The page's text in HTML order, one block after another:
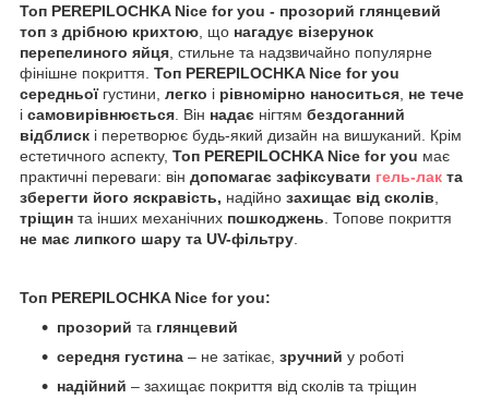
Топ PEREPILOCHKA Nice for you - прозорий глянцевий
топ з дрібною крихтою , що нагадує візерунок
перепелиного яйця , стильне та надзвичайно популярне
фінішне покриття. Топ PEREPILOCHKA Nice for you
середньоїгустини, легко і рівномірно наноситься не тече
і самовирівнюється . Він надає нігтям бездоганний
відблиск і перетворює будь-який дизайн на вишуканий. Крім
естетичного аспекту, Топ PEREPILOCHKA Nice for you має
практичні переваги: він допомагає зафіксувати гель-лак та
зберегти його яскравість, надійно захищає від сколів
тріщин та інших механічних пошкоджень . Топове покриття
не має липкого шару та UV-фільтру
Топ PEREPILOCHKA Nice for you:
прозорий та глянцевий
середня густина – не затікає, зручний у роботі
надійний – захищає покриття від сколів та тріщин